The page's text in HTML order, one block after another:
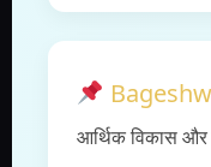
आर्थिक विकास और